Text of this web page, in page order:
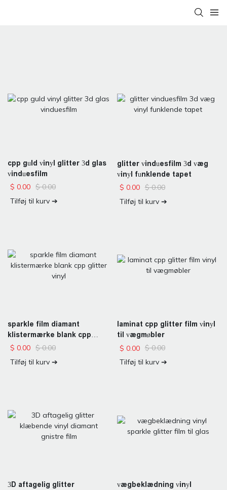
cpp guld vinyl glitter 3d glas
vinduesfilm
$ 0.00 $0.00
Tilføj til kurv ➔
glitter vinduesfilm 3d væg
vinyl funklende tapet
$ 0.00 $0.00
Tilføj til kurv ➔
sparkle film diamant
klistermærke blank cpp
glitter vinyl
$ 0.00 $0.00
Tilføj til kurv ➔
laminat cpp glitter film vinyl
til vægmøbler
$ 0.00 $0.00
Tilføj til kurv ➔
3D aftagelig glitter
vægbeklædning vinyl